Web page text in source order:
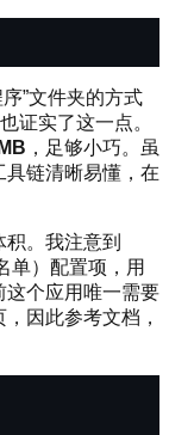
”文件夹的方式
证实了这一点。
，足够小巧。虽
链清晰易懂，在
。我注意到
单）配置项，用
这个应用唯一需要
因此参考文档，